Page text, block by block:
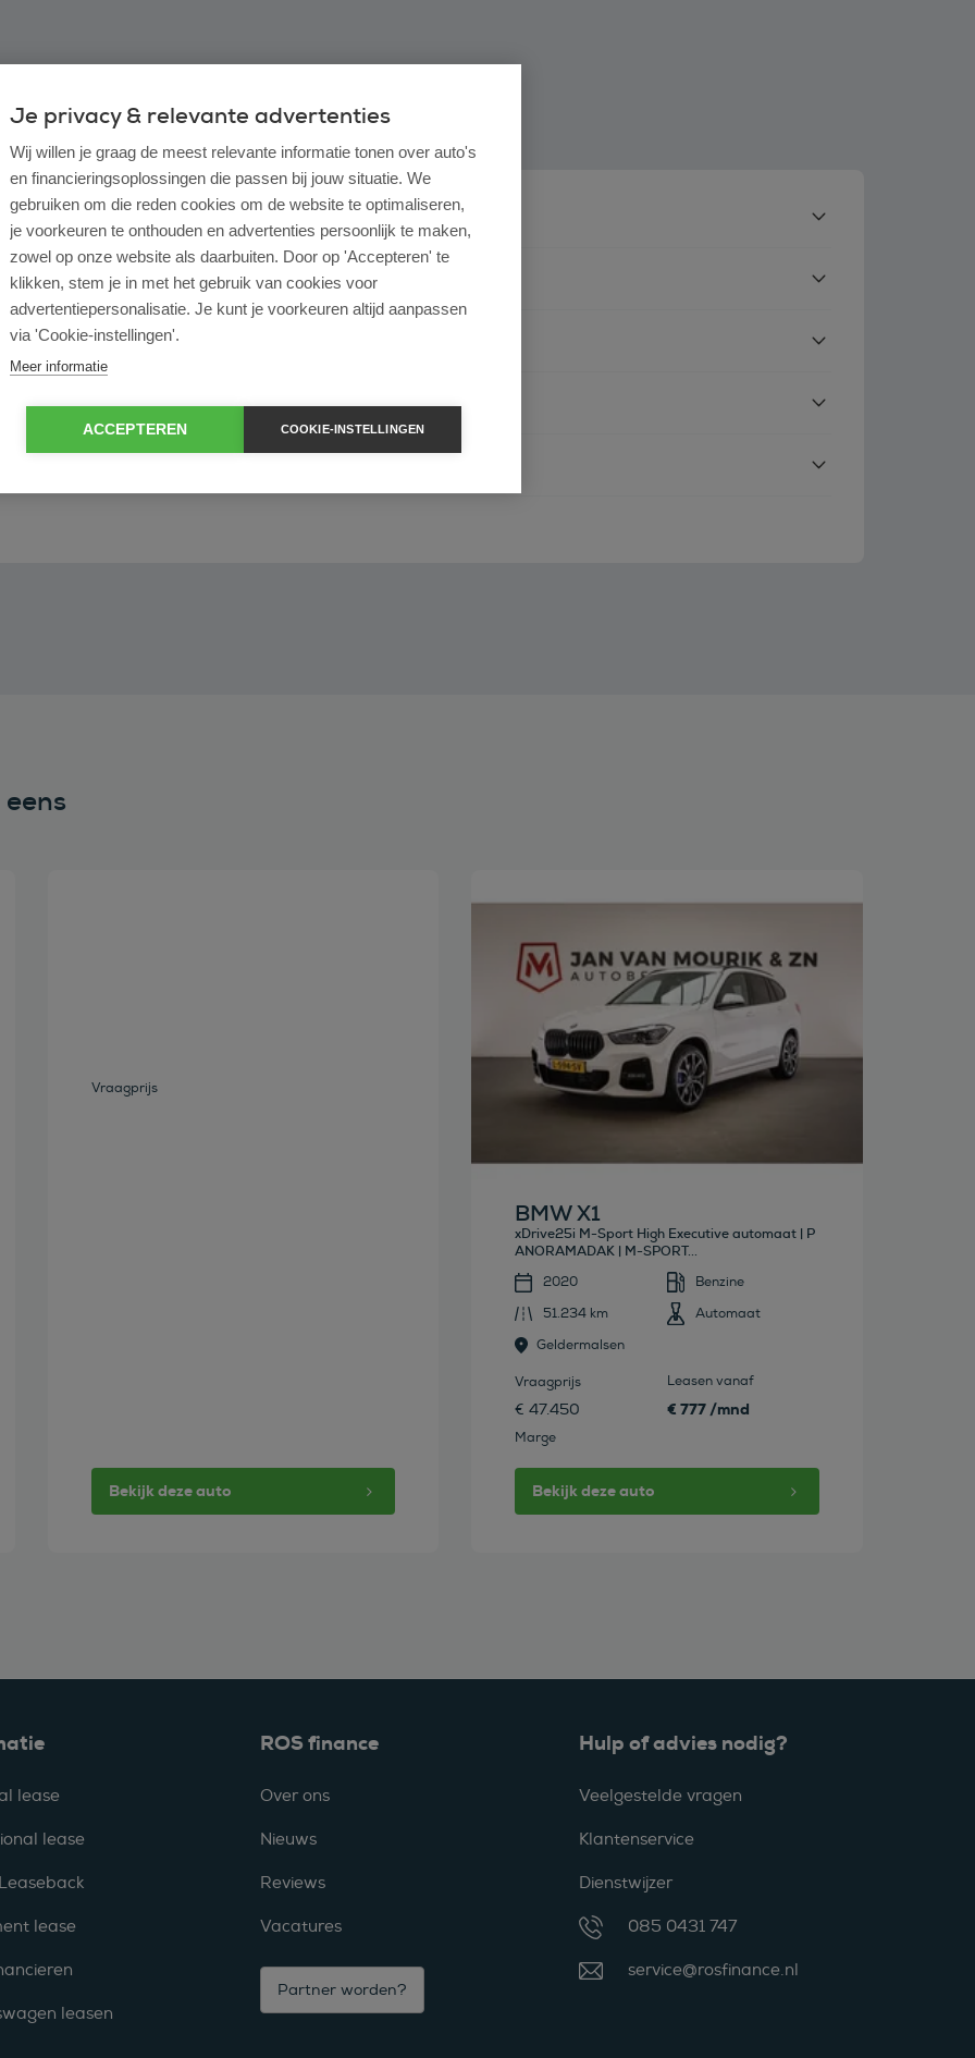
ondernemer?
operational lease?
ROS Finance?
zelf bepalen?
Vraagprijs
Bekijk deze auto
Bekijk deze auto
BMW X1
xDrive25i M-Sport High Executive automaat | P
ANORAMADAK | M-SPORT...
2020
Benzine
51.234 km
Automaat
Geldermalsen
Vraagprijs
€ 47.450
Marge
Leasen vanaf
€ 777 /mnd
Bekijk deze auto
lease
lease
lease
leasen
ROS finance
Over ons
Nieuws
Reviews
Vacatures
Partner worden?
Hulp of advies nodig?
Veelgestelde vragen
Klantenservice
Dienstwijzer
085 0431 747
service@rosfinance.nl
Je privacy & relevante advertenties
Wij willen je graag de meest relevante informatie tonen over auto's
en financieringsoplossingen die passen bij jouw situatie. We
gebruiken om die reden cookies om de website te optimaliseren,
je voorkeuren te onthouden en advertenties persoonlijk te maken,
zowel op onze website als daarbuiten. Door op 'Accepteren' te
klikken, stem je in met het gebruik van cookies voor
advertentiepersonalisatie. Je kunt je voorkeuren altijd aanpassen
via 'Cookie-instellingen'.
Meer informatie
ACCEPTEREN COOKIE-INSTELLINGEN